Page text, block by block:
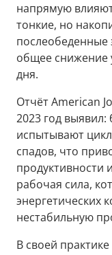
напрямую
тонкие, но
послеобеденные
общее снижение
дня.
Отчёт American
2023 год выявил:
испытывают
спадов, что
продуктивности
рабочая сила,
энергетических
нестабильную
В своей